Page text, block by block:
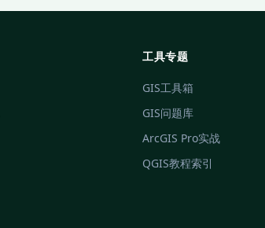
工具专题
GIS工具箱
GIS问题库
ArcGIS Pro实战
QGIS教程索引